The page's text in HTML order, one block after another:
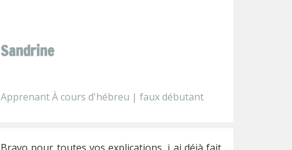
Sandrine
Apprenant À cours d'hébreu | faux débutant